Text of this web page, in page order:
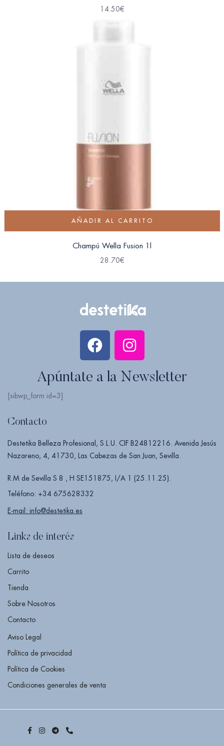
14.50€
AÑADIR AL CARRITO
Champú Wella Fusion 1l
28.70€
Apúntate a la Newsletter
[sibwp_form id=3]
Contacto
Destetika Belleza Profesional, S.L.U. CIF B24812216. Avenida Jesús
Nazareno, 4, 41730, Las Cabezas de San Juan, Sevilla.
R.M de Sevilla S 8 , H SE151875, I/A 1 (25.11.25).
Teléfono: +34 675628332
E-mail: info@destetika.es
Links de interés
Lista de deseos
Carrito
Tienda
Sobre Nosotros
Contacto
Aviso Legal
Política de privacidad
Política de Cookies
Condiciones generales de venta